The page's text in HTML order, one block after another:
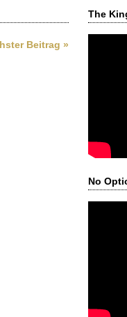
Beitrag »
The
No